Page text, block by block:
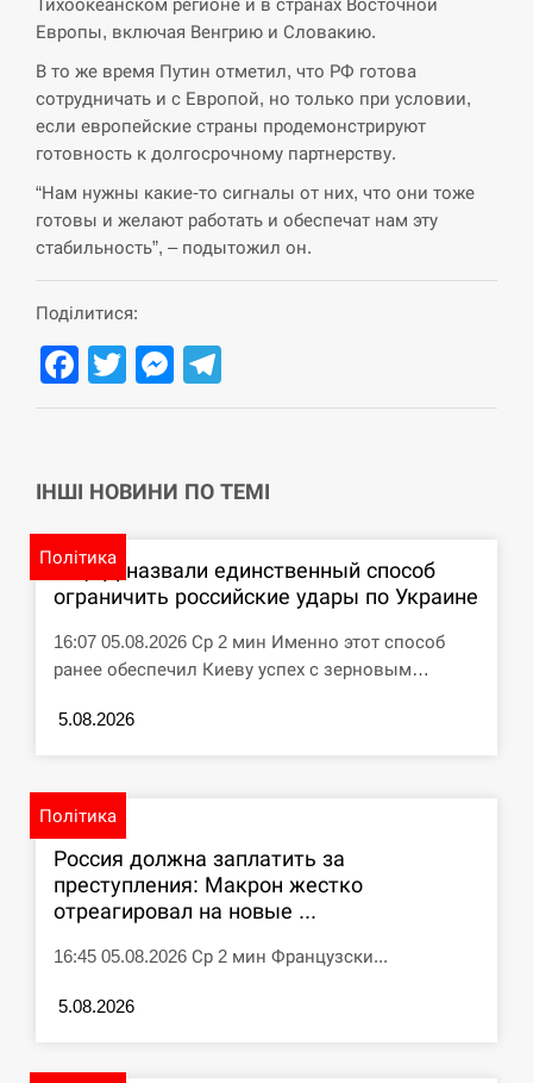
12:53
США обсуждают лицензии на Patriot для
Украины, несмотря на сомнения…
СЕРПЕНЬ
12:40
Латвія готова направити до 20 військових для
СЕРПЕНЬ
Силы обороны поразили российскую
переправу, склады и другие важные объекты…
12:10
циклоспорозу, захворіли понад 10 тисяч…
СЕРПЕНЬ
11:53
Под огнем “Эпицентр”, ROZETKA и “Новая
почта”: что известно об…
СЕРПЕНЬ
11:40
левиці
СЕРПЕНЬ
Россияне ударили “Бардеролями” по Харькову,
Европы, включая Венгрию и Словакию.
В то же время Путин отметил, что РФ готова
сотрудничать и с Европой, но только при условии,
если европейские страны продемонстрируют
готовность к долгосрочному партнерству.
“Нам нужны какие-то сигналы от них, что они тоже
готовы и желают работать и обеспечат нам эту
стабильность”, – подытожил он.
Поділитися:
Facebook
TwitterMessenger
ІНШІ НОВИНИ ПО ТЕМІ
Політика
В ЦПД назвали единственный способ
ограничить российские удары по Украине
16:07 05.08.2026 Ср 2 мин Именно этот способ
ранее обеспечил Киеву успех с зерновым…
5.08.2026
Політика
Россия должна заплатить за
преступления: Макрон жестко
отреагировал на новые ...
16:45 05.08.2026 Ср 2 мин Французски...
5.08.2026